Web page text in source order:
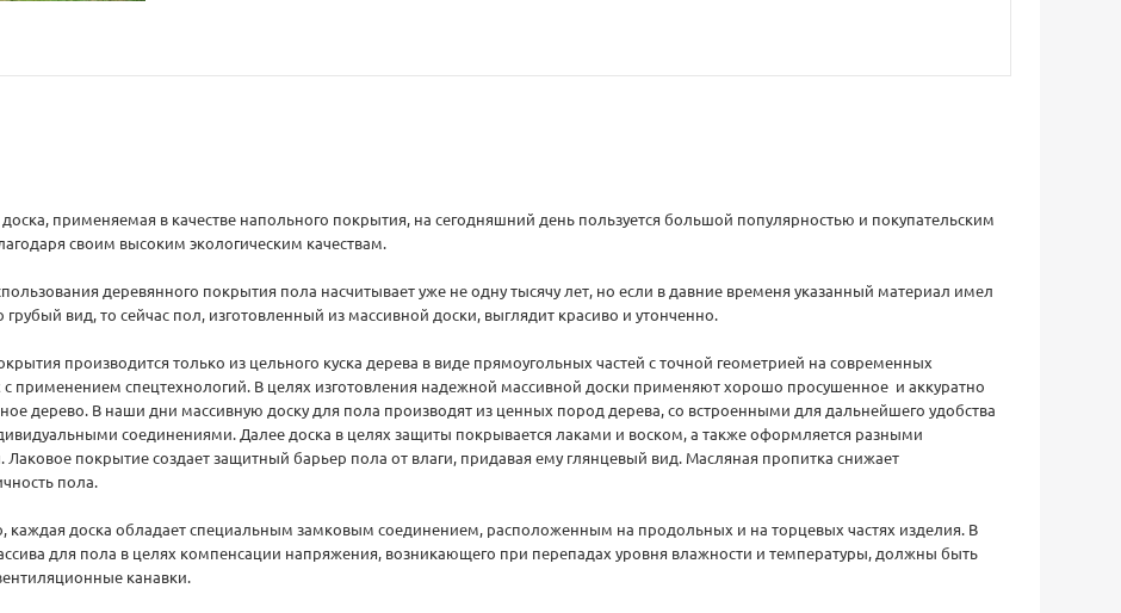
применяемая в качестве напольного покрытия, на сегодняшний день пользуется большой популярностью и покупательским
своим высоким экологическим качествам.
деревянного покрытия пола насчитывает уже не одну тысячу лет, но если в давние временя указанный материал имел
грубый вид, то сейчас пол, изготовленный из массивной доски, выглядит красиво и утонченно.
производится только из цельного куска дерева в виде прямоугольных частей с точной геометрией на современных
с применением спецтехнологий. В целях изготовления надежной массивной доски применяют хорошо просушенное и аккуратно
дерево. В наши дни массивную доску для пола производят из ценных пород дерева, со встроенными для дальнейшего удобства
соединениями. Далее доска в целях защиты покрывается лаками и воском, а также оформляется разными
Лаковое покрытие создает защитный барьер пола от влаги, придавая ему глянцевый вид. Масляная пропитка снижает
пола.
каждая доска обладает специальным замковым соединением, расположенным на продольных и на торцевых частях изделия. В
для пола в целях компенсации напряжения, возникающего при перепадах уровня влажности и температуры, должны быть
канавки.